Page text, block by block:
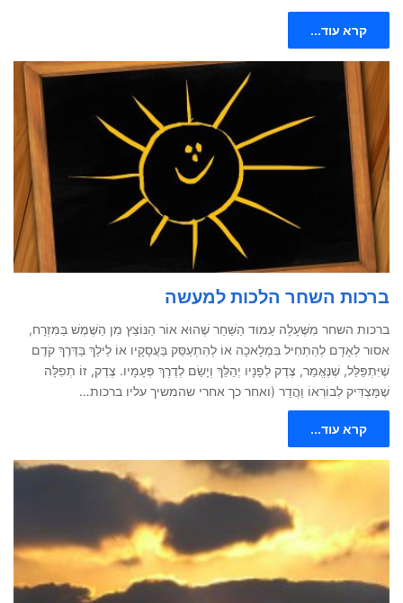
קרא עוד...
ברכות השחר הלכות למעשה
ברכות השחר מִשֶּׁעָלָה עַמּוּד הַשַּׁחַר שֶׁהוּא אוֹר הַנּוֹצֵץ מִן הַשֶּׁמֶשׁ בַּמִּזְרָח,
אסור לְאָדָם לְהַתְחִיל בִּמְלָאכָה אוֹ לְהִתְעַסֵּק בַּעֲסָקָיו אוֹ לֵילֵךְ בַּדֶּרֶךְ קֹדֶם
שֶׁיִּתְפַּלֵּל, שֶׁנֶּאֱמַר, צֶדֶק לְפָנָיו יְהַלֵּךְ וְיָשֵׂם לְדֶרֶךְ פְּעָמָיו. צֶדֶק, זוֹ תְפִלָּה
שֶׁמַּצְדִּיק לְבוֹרְאוֹ וַהֲדַר (ואחר כך אחרי שהמשיך עליו ברכות…
קרא עוד...